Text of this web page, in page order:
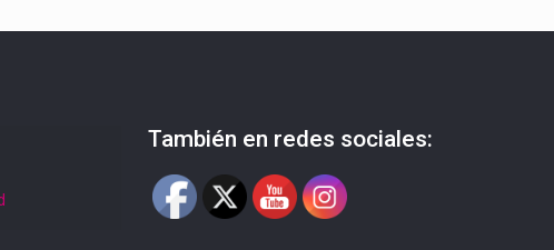
También en redes sociales: